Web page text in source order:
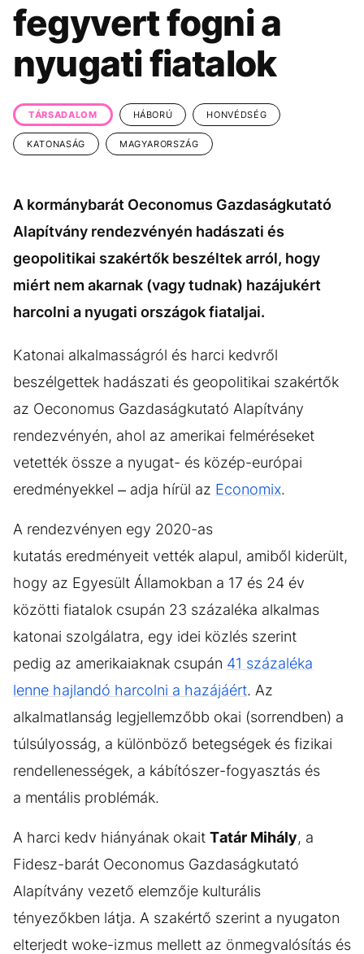
ÉLETMÓD DESIGN
BESZÉLGETÉSEK ARCOK
VIDEÓ TÖRTÉNETEK
GASZTRO
fegyvert fogni a
nyugati fiatalok
TÁRSADALOM HÁBORÚ HONVÉDSÉG
KATONASÁG MAGYARORSZÁG
A kormánybarát Oeconomus Gazdaságkutató
Alapítvány rendezvényén hadászati és
geopolitikai szakértők beszéltek arról, hogy
miért nem akarnak (vagy tudnak) hazájukért
harcolni a nyugati országok fiataljai.
Katonai alkalmasságról és harci kedvről
beszélgettek hadászati és geopolitikai szakértők
az Oeconomus Gazdaságkutató Alapítvány
rendezvényén, ahol az amerikai felméréseket
vetették össze a nyugat- és közép-európai
eredményekkel – adja hírül az Economix.
A rendezvényen egy 2020-as
kutatás eredményeit vették alapul, amiből kiderült,
hogy az Egyesült Államokban a 17 és 24 év
közötti fiatalok csupán 23 százaléka alkalmas
katonai szolgálatra, egy idei közlés szerint
pedig az amerikaiaknak csupán 41 százaléka
lenne hajlandó harcolni a hazájáért. Az
alkalmatlanság legjellemzőbb okai (sorrendben) a
túlsúlyosság, a különböző betegségek és fizikai
rendellenességek, a kábítószer-fogyasztás és
a mentális problémák.
A harci kedv hiányának okait Tatár Mihály, a
Fidesz-barát Oeconomus Gazdaságkutató
Alapítvány vezető elemzője kulturális
tényezőkben látja. A szakértő szerint a nyugaton
elterjedt woke-izmus mellett az önmegvalósítás és